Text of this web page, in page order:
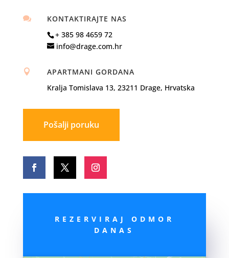

KONTAKTIRAJTE NAS
+ 385 98 4659 72
info@drage.com.hr

APARTMANI GORDANA
Kralja Tomislava 13, 23211 Drage, Hrvatska
Pošalji poruku
REZERVIRAJ ODMOR
DANAS